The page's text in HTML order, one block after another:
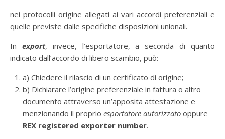
nei protocolli origine allegati ai vari accordi preferenziali e
quelle previste dalle specifiche disposizioni unionali.
In export, invece, l’esportatore, a seconda di quanto
indicato dall’accordo di libero scambio, può:
a) Chiedere il rilascio di un certificato di origine;
b) Dichiarare l’origine preferenziale in fattura o altro
documento attraverso un’apposita attestazione e
menzionando il proprio esportatore autorizzato oppure
REX registered exporter number.